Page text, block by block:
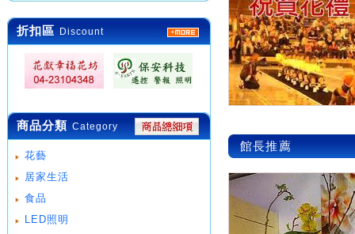
折扣區 Discount
商品分類 Category
花藝
居家生活
食品
LED照明
館長推薦